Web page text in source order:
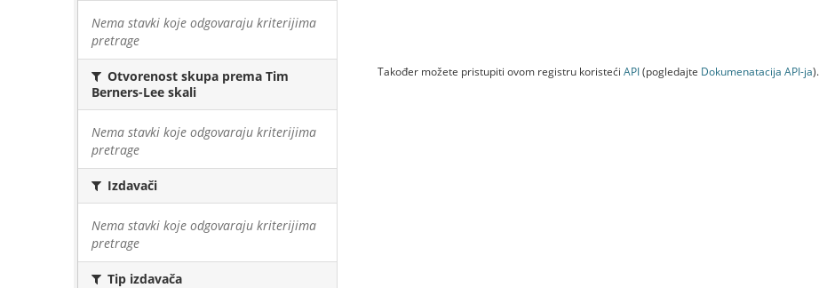
Nema stavki koje odgovaraju kriterijima
pretrage
Otvorenost skupa prema Tim
Berners-Lee skali
Nema stavki koje odgovaraju kriterijima
pretrage
Izdavači
Nema stavki koje odgovaraju kriterijima
pretrage
Tip izdavača
Također možete pristupiti ovom registru koristeći API(pogledajte Dokumenаtаcijа API-jа).